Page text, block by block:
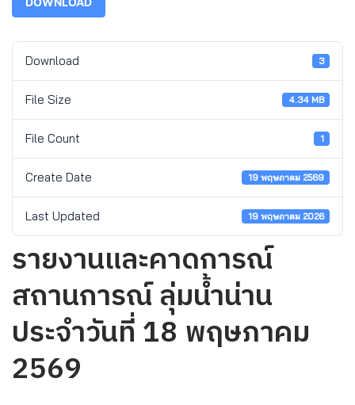
Download 3
File Size 4.34 MB
File Count 1
Create Date 19 พฤษภาคม 2569
Last Updated 19 พฤษภาคม 2026
รายงานและคาดการณ์
สถานการณ์ ลุ่มน้ำน่าน
ประจำวันที่ 18 พฤษภาคม
2569